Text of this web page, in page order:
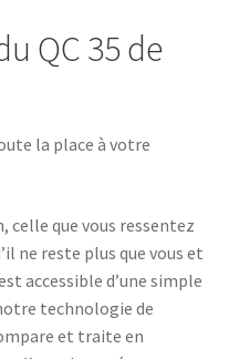
QC 35 de
la place à votre
celle que vous ressentez
ne reste plus que vous et
accessible d’une simple
technologie de
et traite en